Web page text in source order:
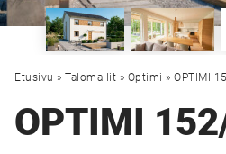
Etusivu » Talomallit » Optimi » OPTIMI
OPTIMI